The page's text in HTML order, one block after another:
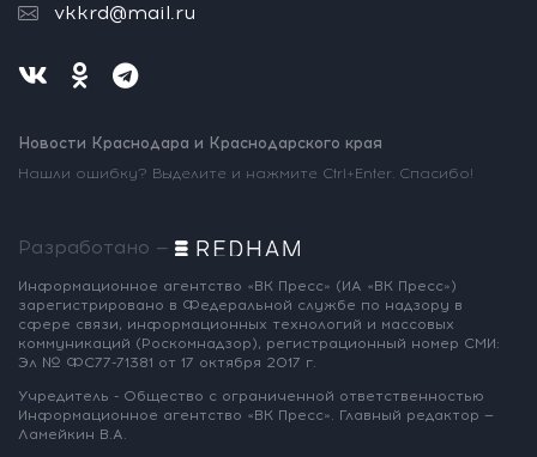
vkkrd@mail.ru
Новости Краснодара и Краснодарского края
Нашли ошибку? Выделите и нажмите Ctrl+Enter. Спасибо!
Разработано —
Информационное агентство «ВК Пресс» (ИА «ВК Пресс»)
зарегистрировано в Федеральной службе по надзору в
сфере связи, информационных технологий и массовых
коммуникаций (Роскомнадзор), регистрационный номер СМИ:
Эл № ФС77-71381 от 17 октября 2017 г.
Учредитель - Общество с ограниченной ответственностью
Информационное агентство «ВК Пресс». Главный редактор —
Ламейкин В.А.